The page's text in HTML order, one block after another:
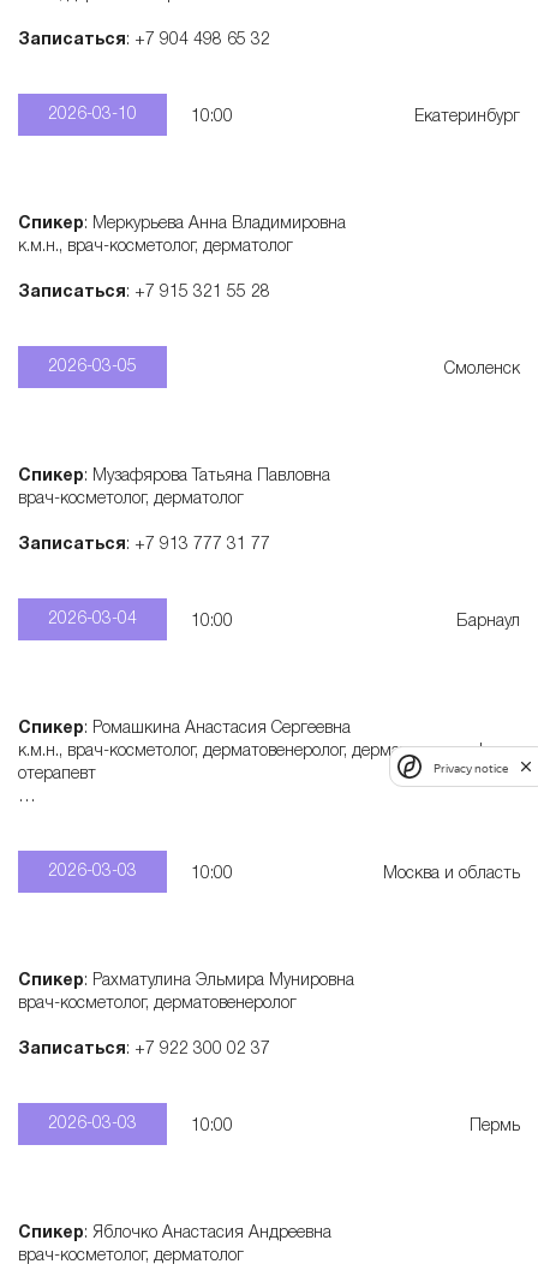
Записаться: +7 904 498 65 32
2026-03-10 10:00 Екатеринбург
Спикер: Меркурьева Анна Владимировна
к.м.н., врач-косметолог, дерматолог
Записаться: +7 915 321 55 28
2026-03-05 Смоленск
Спикер: Музафярова Татьяна Павловна
врач-косметолог, дерматолог
Записаться: +7 913 777 31 77
2026-03-04 10:00 Барнаул
Спикер: Ромашкина Анастасия Сергеевна
к.м.н., врач-косметолог, дерматовенеролог, дерматонколог, физи
отерапевт
2026-03-03 10:00 Москва и область
Спикер: Рахматулина Эльмира Мунировна
врач-косметолог, дерматовенеролог
Записаться: +7 922 300 02 37
2026-03-03 10:00 Пермь
Спикер: Яблочко Анастасия Андреевна
врач-косметолог, дерматолог
Privacy notice